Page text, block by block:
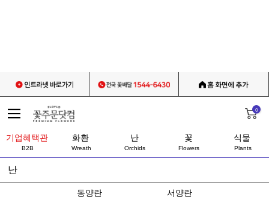
0
기업혜택관
B2B
화환
Wreath
난
Orchids
꽃
Flowers
식물
Plants
난
동양란 서양란